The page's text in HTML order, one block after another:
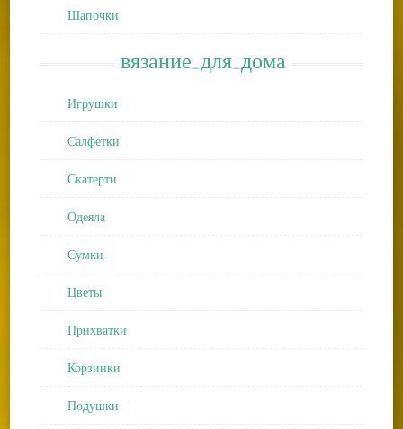
Шапочки
вязание_для_дома
Игрушки
Салфетки
Скатерти
Одеяла
Сумки
Цветы
Прихватки
Корзинки
Подушки